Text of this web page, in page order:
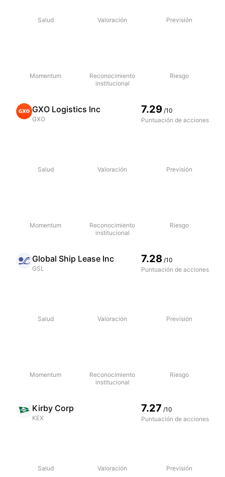
Salud Valoración Previsión
Momentum
Reconocimiento
institucional
Riesgo
GXO Logistics Inc
GXO
7.29 /10
Puntuación de acciones
Salud Valoración Previsión
Momentum
Reconocimiento
institucional
Riesgo
Global Ship Lease Inc
GSL
7.28 /10
Puntuación de acciones
Salud Valoración Previsión
Momentum
Reconocimiento
institucional
Riesgo
Kirby Corp
KEX
7.27 /10
Puntuación de acciones
Salud Valoración Previsión